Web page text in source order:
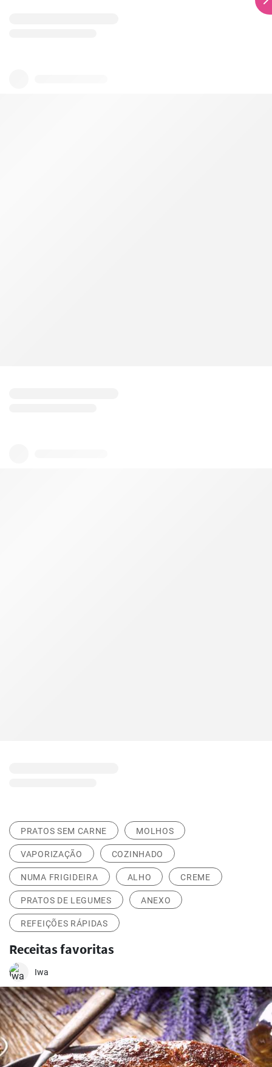
PRATOS SEM CARNE MOLHOS
VAPORIZAÇÃO COZINHADO
NUMA FRIGIDEIRA ALHO CREME
PRATOS DE LEGUMES ANEXO
REFEIÇÕES RÁPIDAS
Receitas favoritas
Iwa